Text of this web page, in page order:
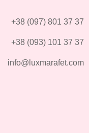
+38 (097) 801 37 37
+38 (093) 101 37 37
info@luxmarafet.com